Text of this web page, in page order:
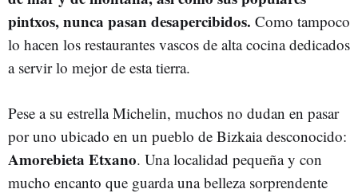
pintxos, nunca pasan desapercibidos. Como tampoco
lo hacen los restaurantes vascos de alta cocina dedicados
a servir lo mejor de esta tierra.
Pese a su estrella Michelin, muchos no dudan en pasar
por uno ubicado en un pueblo de Bizkaia desconocido:
Amorebieta Etxano. Una localidad pequeña y con
mucho encanto que guarda una belleza sorprendente